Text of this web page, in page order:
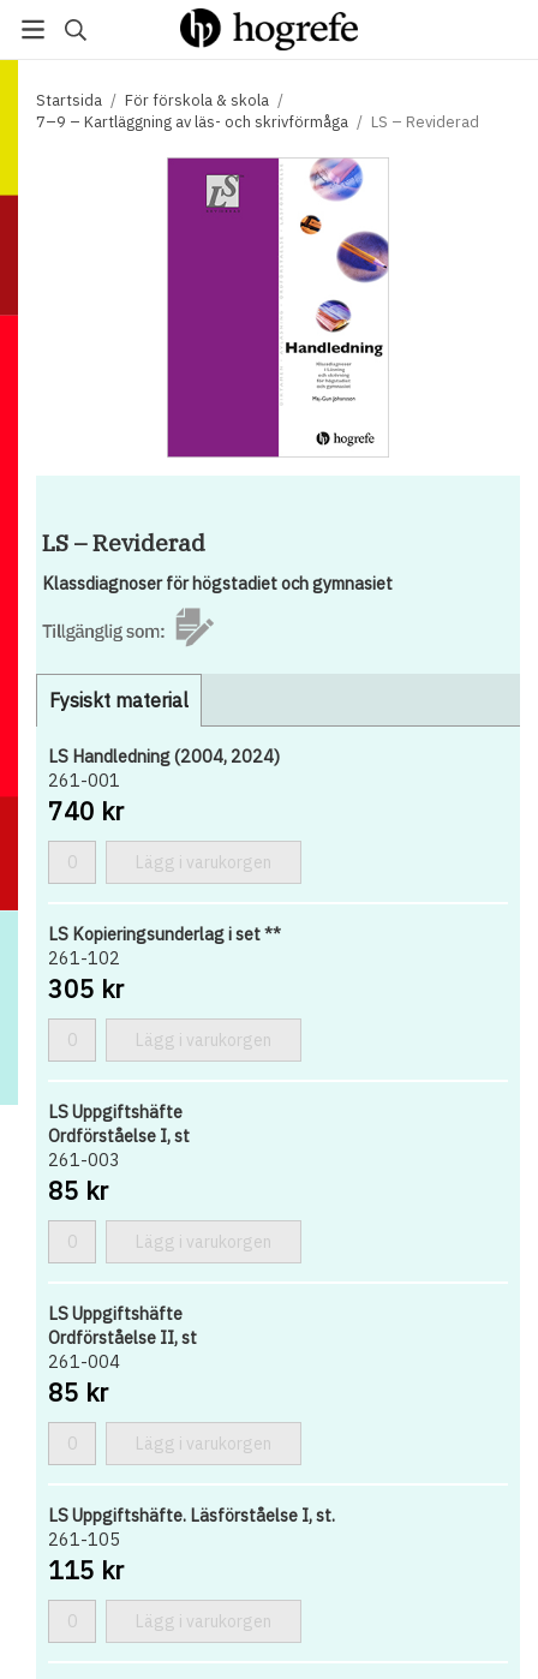
Startsida / För förskola & skola /
7–9 – Kartläggning av läs- och skrivförmåga / LS – Reviderad
LS – Reviderad
Klassdiagnoser för högstadiet och gymnasiet
Fysiskt material
LS Handledning (2004, 2024)
261-001
740 kr
Lägg i varukorgen
LS Kopieringsunderlag i set **
261-102
305 kr
Lägg i varukorgen
LS Uppgiftshäfte
Ordförståelse I, st
261-003
85 kr
Lägg i varukorgen
LS Uppgiftshäfte
Ordförståelse II, st
261-004
85 kr
Lägg i varukorgen
LS Uppgiftshäfte. Läsförståelse I, st.
261-105
115 kr
Lägg i varukorgen